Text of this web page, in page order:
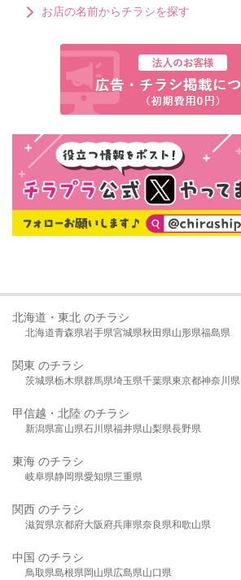
お店の名前からチラシを探す
北海道・東北 のチラシ
北海道青森県岩手県宮城県秋田県山形県福島県
関東 のチラシ
茨城県栃木県群馬県埼玉県千葉県東京都神奈川県
甲信越・北陸 のチラシ
新潟県富山県石川県福井県山梨県長野県
東海 のチラシ
岐阜県静岡県愛知県三重県
関西 のチラシ
滋賀県京都府大阪府兵庫県奈良県和歌山県
中国 のチラシ
鳥取県島根県岡山県広島県山口県